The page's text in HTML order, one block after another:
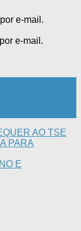
e-mail.
e-mail.
AO TSE
PARA
E